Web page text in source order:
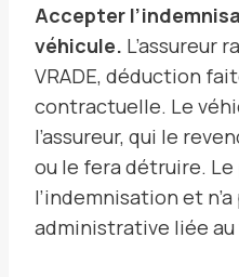
Accepter
véhicule. L’assureur
VRADE, déduction
contractuelle. Le
l’assureur, qui le
ou le fera détruire.
l’indemnisation et
administrative liée au